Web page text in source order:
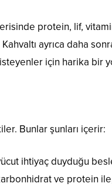
protein, lif,
ayrıca daha
için harika bir
Bunlar şunları içerir:
ihtiyaç duyduğu
ve protein